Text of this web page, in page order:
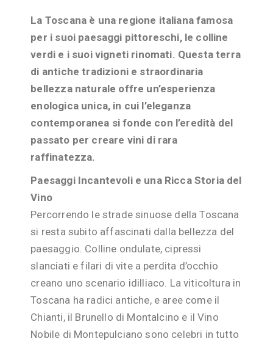
La Toscana è una regione italiana famosa
per i suoi paesaggi pittoreschi, le colline
verdi e i suoi vigneti rinomati. Questa terra
di antiche tradizioni e straordinaria
bellezza naturale offre un’esperienza
enologica unica, in cui l’eleganza
contemporanea si fonde con l’eredità del
passato per creare vini di rara
raffinatezza.
Paesaggi Incantevoli e una Ricca Storia del
Vino
Percorrendo le strade sinuose della Toscana
si resta subito affascinati dalla bellezza del
paesaggio. Colline ondulate, cipressi
slanciati e filari di vite a perdita d’occhio
creano uno scenario idilliaco. La viticoltura in
Toscana ha radici antiche, e aree come il
Chianti, il Brunello di Montalcino e il Vino
Nobile di Montepulciano sono celebri in tutto